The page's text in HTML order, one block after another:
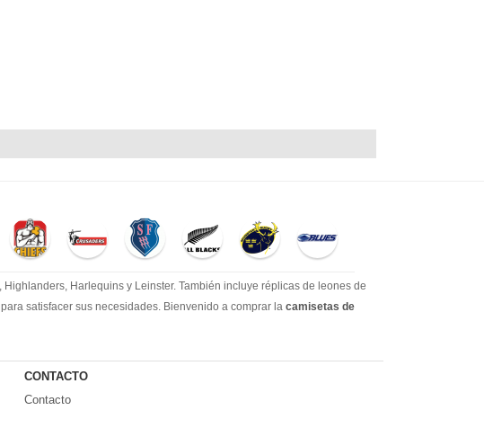
Harlequins y Leinster. También incluye réplicas de leones de
satisfacer sus necesidades. Bienvenido a comprar la camisetas de
CONTACTO
Contacto